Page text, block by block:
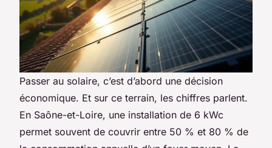
Passer au solaire, c’est d’abord une décision
économique. Et sur ce terrain, les chiffres parlent.
En Saône-et-Loire, une installation de 6 kWc
permet souvent de couvrir entre 50 % et 80 % de